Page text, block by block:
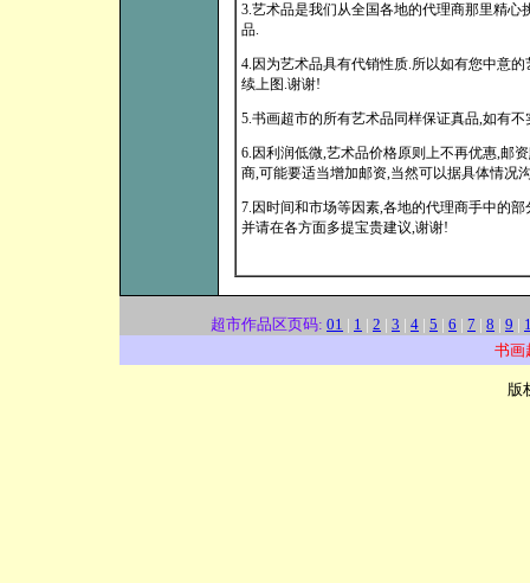
3.艺术品是我们从全国各地的代理商那里精
品.
4.因为艺术品具有代销性质.所以如有您中意
续上图.谢谢!
5.书画超市的所有艺术品同样保证真品,如有
6.因利润低微,艺术品价格原则上不再优惠,邮
商,可能要适当增加邮资,当然可以据具体情况
7.因时间和市场等因素,各地的代理商手中的
并请在各方面多提宝贵建议,谢谢!
超市作品区页码: 01 | 1 | 2 | 3 | 4 | 5 | 6 | 7 | 8 | 9 |
书画
版